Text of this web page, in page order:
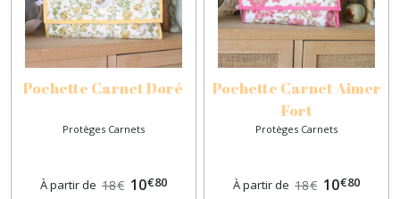
Pochette Carnet Doré
Protèges Carnets
À partir de 18€ 10€80
Pochette Carnet Aimer
Fort
Protèges Carnets
À partir de 18€ 10€80